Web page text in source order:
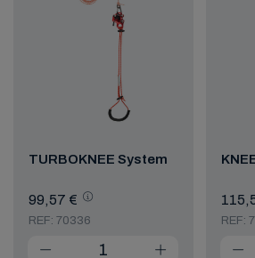
TURBOKNEE System
99,57 €
REF: 70336 REF: